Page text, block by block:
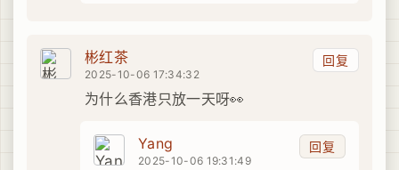
回复
彬红茶
2025-10-06 17:34:32
为什么香港只放一天呀👀
回复
Yang
2025-10-06 19:31:49